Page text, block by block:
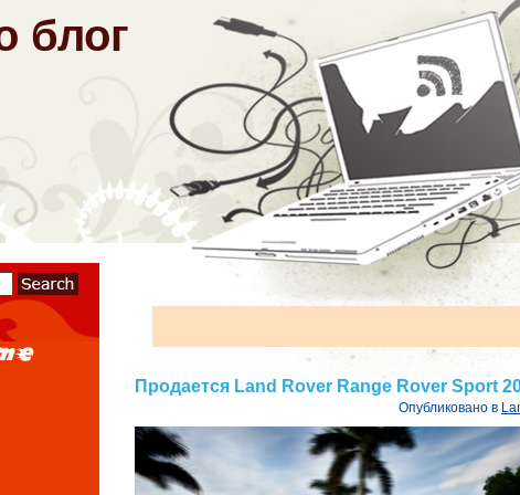
блог
Продается Land Rover Range Rover Sport
Опубликовано в